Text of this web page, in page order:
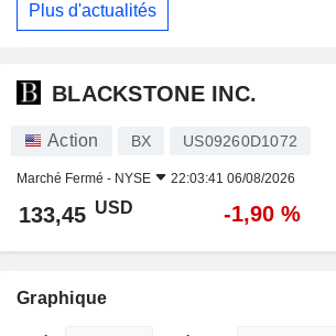
Plus d'actualités
BLACKSTONE INC.
Action BX US09260D1072
Marché Fermé - NYSE 22:03:41 06/08/2026
133,45 USD -1,90 %
Graphique